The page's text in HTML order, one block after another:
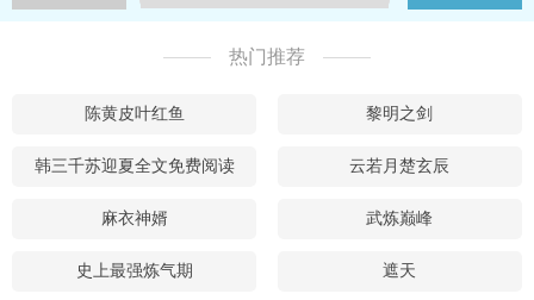
热门推荐
陈黄皮叶红鱼 黎明之剑
韩三千苏迎夏全文免费阅读 云若月楚玄辰
麻衣神婿 武炼巅峰
史上最强炼气期 遮天